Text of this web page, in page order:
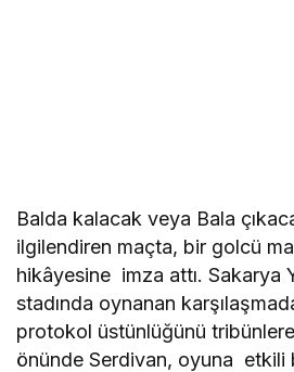
Balda kalacak veya Bala
ilgilendiren maçta, bir golcü
hikâyesine imza attı. Sakarya
stadında oynanan
protokol üstünlüğünü
önünde Serdivan, oyuna etkili